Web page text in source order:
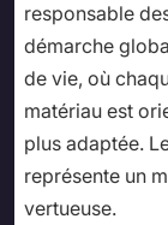
responsable
démarche
de vie, où
matériau est
plus adaptée.
représente un
vertueuse.